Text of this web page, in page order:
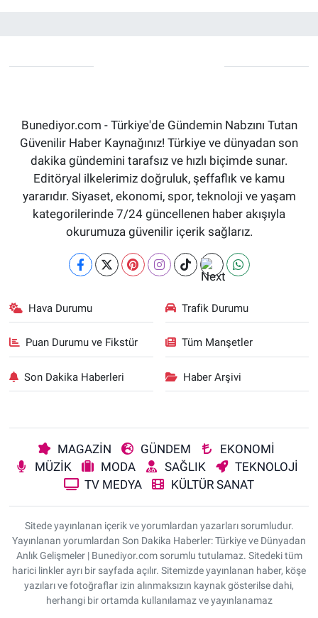
Bunediyor.com - Türkiye'de Gündemin Nabzını Tutan
Güvenilir Haber Kaynağınız! Türkiye ve dünyadan son
dakika gündemini tarafsız ve hızlı biçimde sunar.
Editöryal ilkelerimiz doğruluk, şeffaflık ve kamu
yararıdır. Siyaset, ekonomi, spor, teknoloji ve yaşam
kategorilerinde 7/24 güncellenen haber akışıyla
okurumuza güvenilir içerik sağlarız.
Hava Durumu Trafik Durumu
Puan Durumu ve Fikstür Tüm Manşetler
Son Dakika Haberleri Haber Arşivi
MAGAZİN GÜNDEM
EKONOMİ
MÜZİK
MODA SAĞLIK
TEKNOLOJİ
TV MEDYA
KÜLTÜR SANAT
Sitede yayınlanan içerik ve yorumlardan yazarları sorumludur.
Yayınlanan yorumlardan Son Dakika Haberler: Türkiye ve Dünyadan
Anlık Gelişmeler | Bunediyor.com sorumlu tutulamaz. Sitedeki tüm
harici linkler ayrı bir sayfada açılır. Sitemizde yayınlanan haber, köşe
yazıları ve fotoğraflar izin alınmaksızın kaynak gösterilse dahi,
herhangi bir ortamda kullanılamaz ve yayınlanamaz